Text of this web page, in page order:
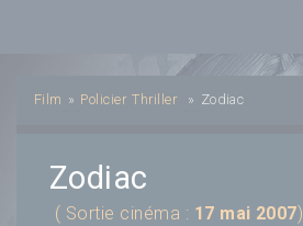
Film » Policier Thriller » Zodiac
Zodiac
( Sortie cinéma : 17 mai 2007)